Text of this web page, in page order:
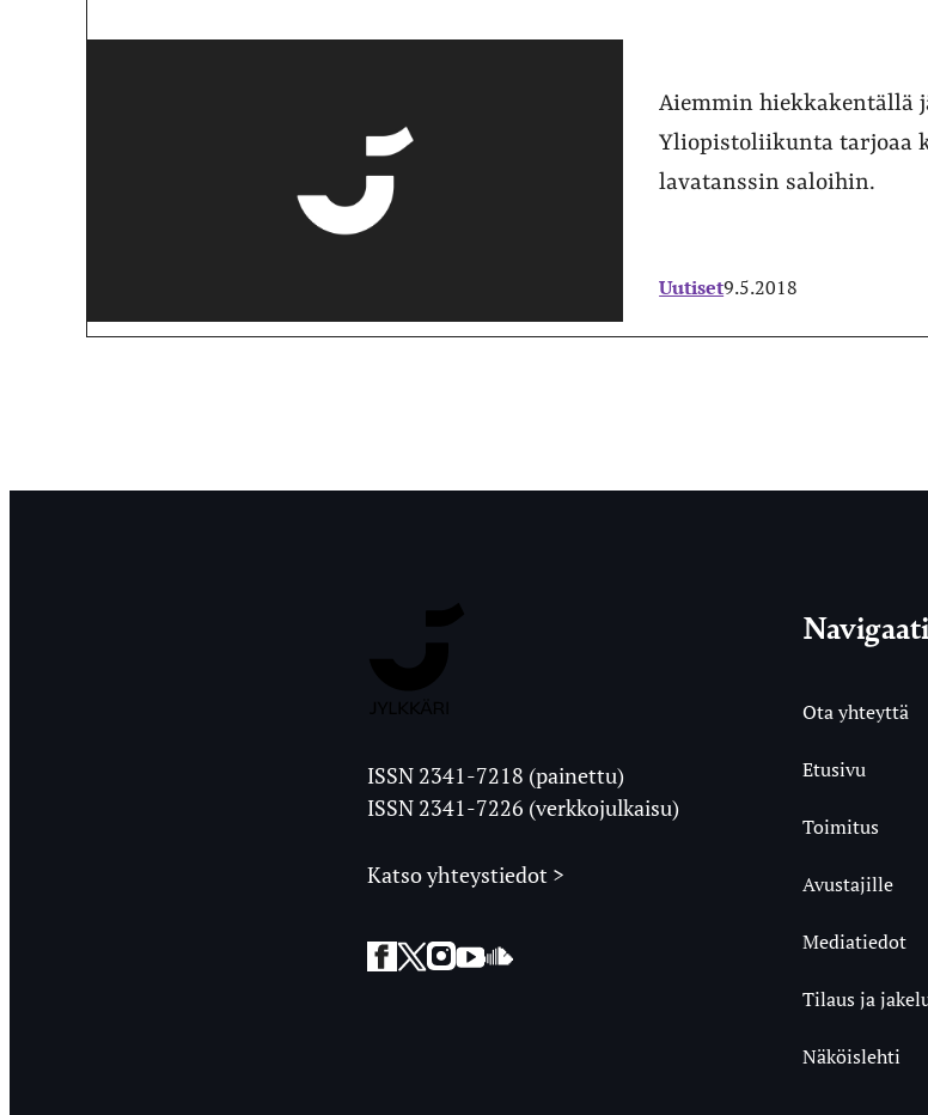
Aiemmin hiekkakentällä
Yliopistoliikunta tarjoaa
lavatanssin saloihin.
Uutiset9.5.2018
Ylioppilaslehti
ISSN 2341-7218 (painettu)
ISSN 2341-7226 (verkkojulkaisu)
Katso yhteystiedot >
Facebook
Twitter
Instagram
YouTubeSoundCloud
Ota yhteyttä
Etusivu
Toimitus
Avustajille
Mediatiedot
Tilaus ja
Näköislehti